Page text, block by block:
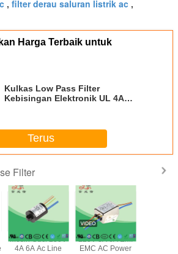
, filter derau saluran listrik ac ,
Harga Terbaik untuk
Kulkas Low Pass Filter
Kebisingan Elektronik UL 4A
Terus
Filter
Mesin Cuci 250V
4A 6A Ac Line
220V 3A 6A EMI
EMC AC Power